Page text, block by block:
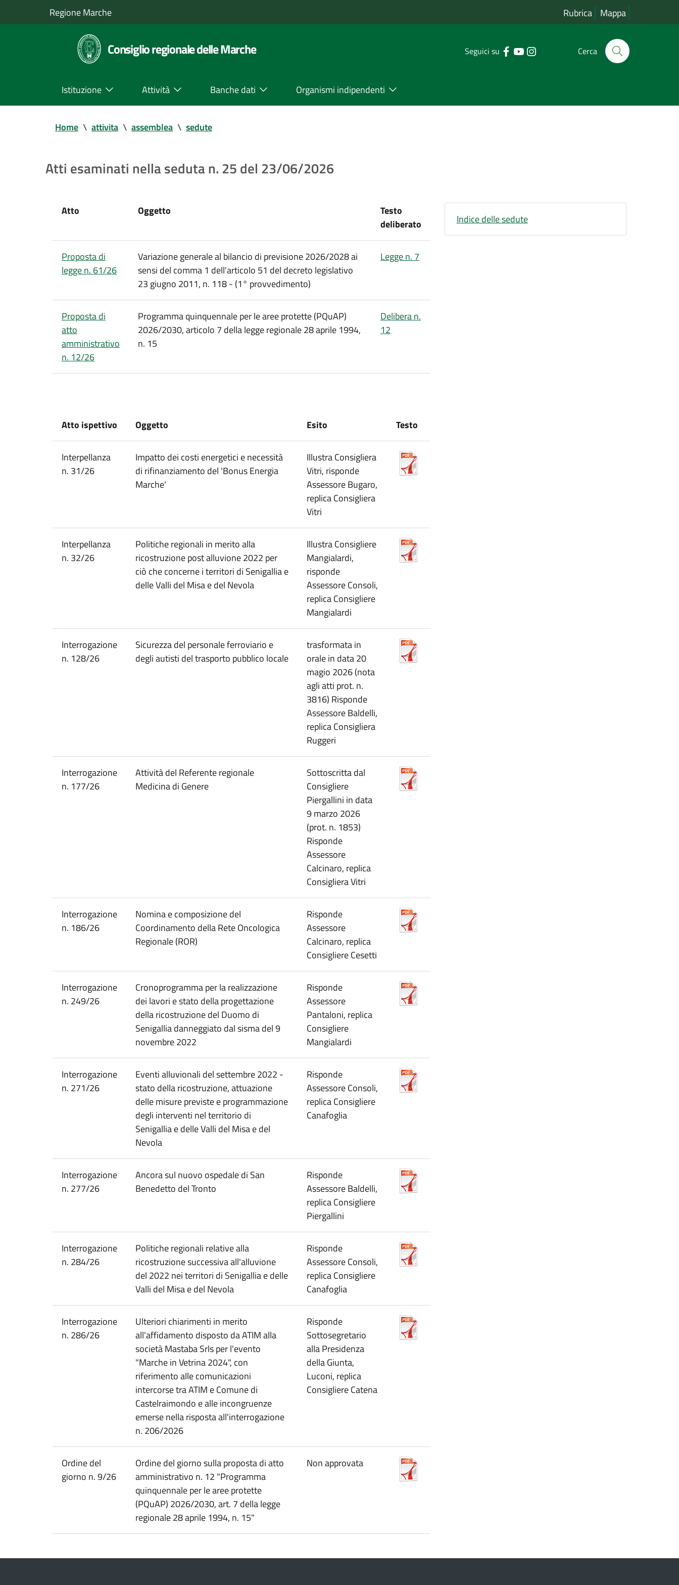
Regione Marche Rubrica Mappa
Consiglio regionale delle Marche Seguici su Cerca
Istituzione Attività Banche dati Organismi indipendenti
Home \ attivita \ assemblea \ sedute
Atti esaminati nella seduta n. 25 del 23/06/2026
Atto Oggetto
Testo
deliberato
Proposta di
legge n. 61/26
Variazione generale al bilancio di previsione 2026/2028 ai
sensi del comma 1 dell'articolo 51 del decreto legislativo
23 giugno 2011, n. 118 - (1° provvedimento)
Legge n. 7
Proposta di
atto
amministrativo
n. 12/26
Programma quinquennale per le aree protette (PQuAP)
2026/2030, articolo 7 della legge regionale 28 aprile 1994,
n. 15
Delibera n.
12
Atto ispettivo Oggetto Esito Testo
Interpellanza
n. 31/26
Impatto dei costi energetici e necessità
di rifinanziamento del 'Bonus Energia
Marche'
Illustra Consigliera
Vitri, risponde
Assessore Bugaro,
replica Consigliera
Vitri
Interpellanza
n. 32/26
Politiche regionali in merito alla
ricostruzione post alluvione 2022 per
ciò che concerne i territori di Senigallia e
delle Valli del Misa e del Nevola
Illustra Consigliere
Mangialardi,
risponde
Assessore Consoli,
replica Consigliere
Mangialardi
Interrogazione
n. 128/26
Sicurezza del personale ferroviario e
degli autisti del trasporto pubblico locale
trasformata in
orale in data 20
magio 2026 (nota
agli atti prot. n.
3816) Risponde
Assessore Baldelli,
replica Consigliera
Ruggeri
Interrogazione
n. 177/26
Attività del Referente regionale
Medicina di Genere
Sottoscritta dal
Consigliere
Piergallini in data
9 marzo 2026
(prot. n. 1853)
Risponde
Assessore
Calcinaro, replica
Consigliera Vitri
Interrogazione
n. 186/26
Nomina e composizione del
Coordinamento della Rete Oncologica
Regionale (ROR)
Risponde
Assessore
Calcinaro, replica
Consigliere Cesetti
Interrogazione
n. 249/26
Cronoprogramma per la realizzazione
dei lavori e stato della progettazione
della ricostruzione del Duomo di
Senigallia danneggiato dal sisma del 9
novembre 2022
Risponde
Assessore
Pantaloni, replica
Consigliere
Mangialardi
Interrogazione
n. 271/26
Eventi alluvionali del settembre 2022 -
stato della ricostruzione, attuazione
delle misure previste e programmazione
degli interventi nel territorio di
Senigallia e delle Valli del Misa e del
Nevola
Risponde
Assessore Consoli,
replica Consigliere
Canafoglia
Interrogazione
n. 277/26
Ancora sul nuovo ospedale di San
Benedetto del Tronto
Risponde
Assessore Baldelli,
replica Consigliere
Piergallini
Interrogazione
n. 284/26
Politiche regionali relative alla
ricostruzione successiva all'alluvione
del 2022 nei territori di Senigallia e delle
Valli del Misa e del Nevola
Risponde
Assessore Consoli,
replica Consigliere
Canafoglia
Interrogazione
n. 286/26
Ulteriori chiarimenti in merito
all'affidamento disposto da ATIM alla
società Mastaba Srls per l'evento
"Marche in Vetrina 2024", con
riferimento alle comunicazioni
intercorse tra ATIM e Comune di
Castelraimondo e alle incongruenze
emerse nella risposta all'interrogazione
n. 206/2026
Risponde
Sottosegretario
alla Presidenza
della Giunta,
Luconi, replica
Consigliere Catena
Ordine del
giorno n. 9/26
Ordine del giorno sulla proposta di atto
amministrativo n. 12 "Programma
quinquennale per le aree protette
(PQuAP) 2026/2030, art. 7 della legge
regionale 28 aprile 1994, n. 15"
Non approvata
Indice delle sedute